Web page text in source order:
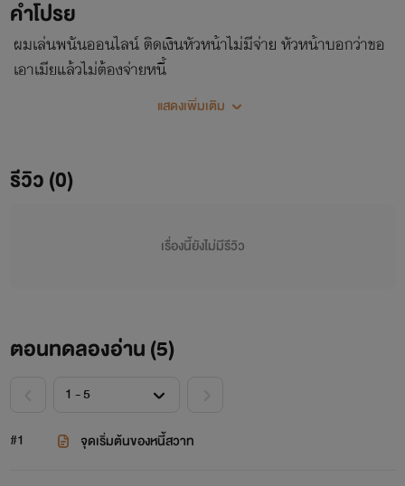
คำโปรย
ผมเล่นพนันออนไลน์ ติดเงินหัวหน้าไม่มีจ่าย หัวหน้าบอกว่าขอ
เอาเมียแล้วไม่ต้องจ่ายหนี้
แสดงเพิ่มเติม
รีวิว (0)
เรื่องนี้ยังไม่มีรีวิว
ตอนทดลองอ่าน (5)
#1 จุดเริ่มต้นของหนี้สวาท